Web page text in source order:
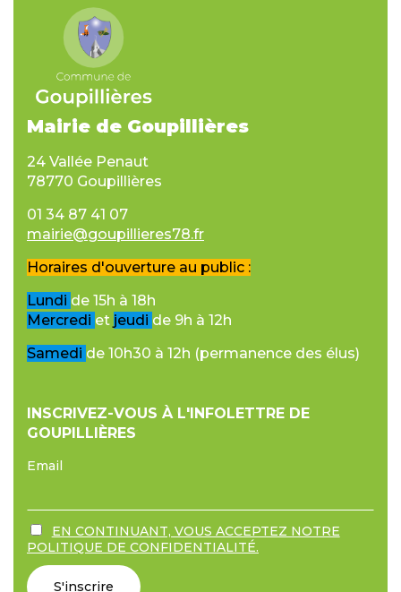
Mairie de Goupillières
24 Vallée Penaut
78770 Goupillières
01 34 87 41 07
mairie@goupillieres78.fr
Horaires d'ouverture au public :
Lundi de 15h à 18h
Mercredi et jeudi de 9h à 12h
Samedi de 10h30 à 12h (permanence des élus)
INSCRIVEZ-VOUS À L'INFOLETTRE DE
GOUPILLIÈRES
Email
EN CONTINUANT, VOUS ACCEPTEZ NOTRE
POLITIQUE DE CONFIDENTIALITÉ.